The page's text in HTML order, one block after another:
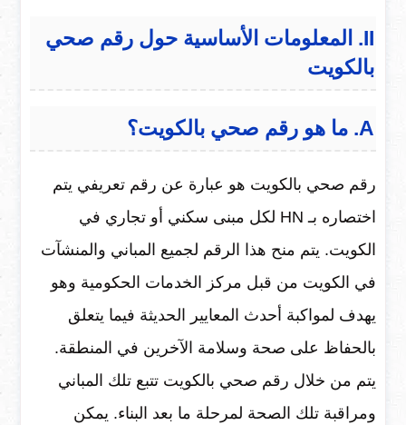
II. المعلومات الأساسية حول رقم صحي
بالكويت
A. ما هو رقم صحي بالكويت؟
رقم صحي بالكويت هو عبارة عن رقم تعريفي يتم
اختصاره بـ HN لكل مبنى سكني أو تجاري في
الكويت. يتم منح هذا الرقم لجميع المباني والمنشآت
في الكويت من قبل مركز الخدمات الحكومية وهو
يهدف لمواكبة أحدث المعايير الحديثة فيما يتعلق
بالحفاظ على صحة وسلامة الآخرين في المنطقة.
يتم من خلال رقم صحي بالكويت تتبع تلك المباني
ومراقبة تلك الصحة لمرحلة ما بعد البناء. يمكن